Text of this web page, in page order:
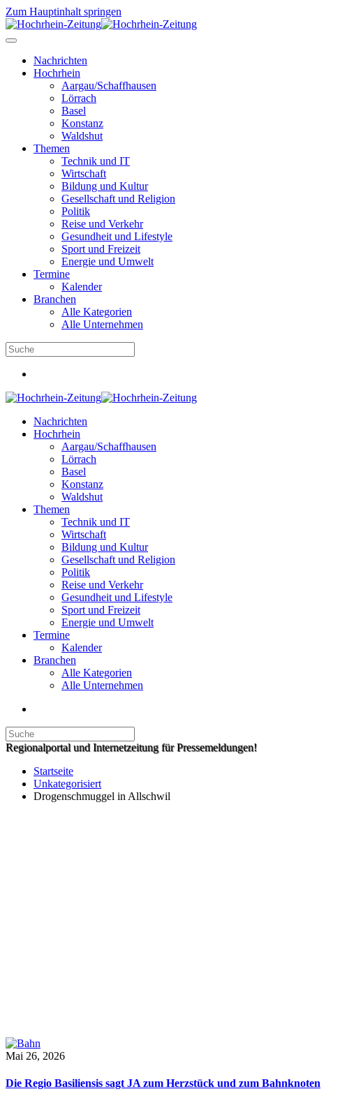
Zum Hauptinhalt springen
Nachrichten
Hochrhein
Aargau/Schaffhausen
Lörrach
Basel
Konstanz
Waldshut
Themen
Technik und IT
Wirtschaft
Bildung und Kultur
Gesellschaft und Religion
Politik
Reise und Verkehr
Gesundheit und Lifestyle
Sport und Freizeit
Energie und Umwelt
Termine
Kalender
Branchen
Alle Kategorien
Alle Unternehmen
Nachrichten
Hochrhein
Aargau/Schaffhausen
Lörrach
Basel
Konstanz
Waldshut
Themen
Technik und IT
Wirtschaft
Bildung und Kultur
Gesellschaft und Religion
Politik
Reise und Verkehr
Gesundheit und Lifestyle
Sport und Freizeit
Energie und Umwelt
Termine
Kalender
Branchen
Alle Kategorien
Alle Unternehmen
Regionalportal und Internetzeitung für Pressemeldungen!
Startseite
Unkategorisiert
Drogenschmuggel in Allschwil
Mai 26, 2026
Die Regio Basiliensis sagt JA zum Herzstück und zum Bahnknoten